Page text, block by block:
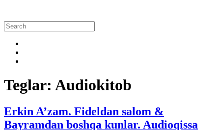
Teglar: Audiokitob
Erkin A’zam. Fideldan salom &
Bayramdan boshqa kunlar. Audioqissa